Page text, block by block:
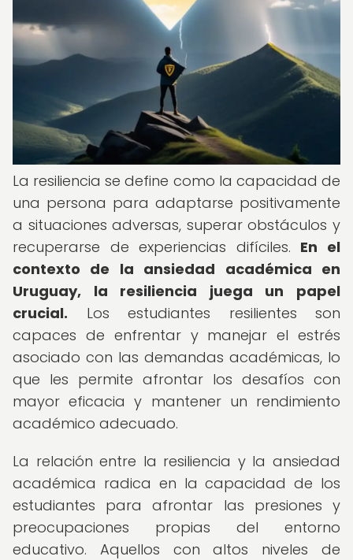
La resiliencia se define como la capacidad de
una persona para adaptarse positivamente
a situaciones adversas, superar obstáculos y
recuperarse de experiencias difíciles. En el
contexto de la ansiedad académica en
Uruguay, la resiliencia juega un papel
crucial. Los estudiantes resilientes son
capaces de enfrentar y manejar el estrés
asociado con las demandas académicas, lo
que les permite afrontar los desafíos con
mayor eficacia y mantener un rendimiento
académico adecuado.
La relación entre la resiliencia y la ansiedad
académica radica en la capacidad de los
estudiantes para afrontar las presiones y
preocupaciones propias del entorno
educativo. Aquellos con altos niveles de